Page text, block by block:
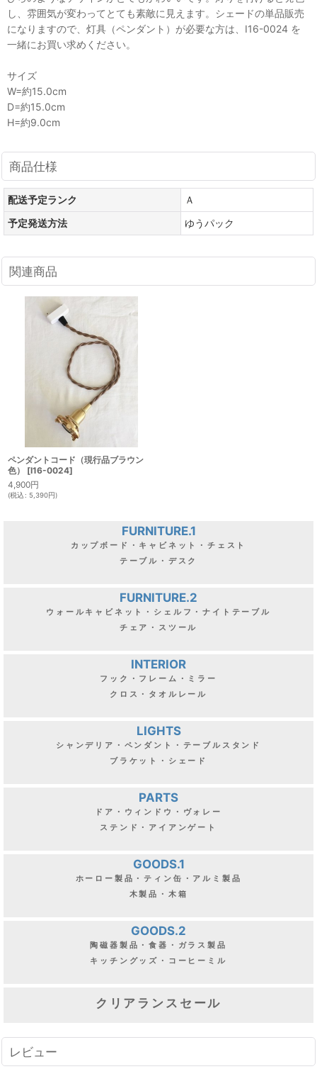
し、雰囲気が変わってとても素敵に見えます。シェードの単品販売
になりますので、灯具（ペンダント）が必要な方は、I16-0024 を
一緒にお買い求めください。
サイズ
W=約15.0cm
D=約15.0cm
H=約9.0cm
商品仕様
配送予定ランク
Ａ
予定発送方法
ゆうパック
関連商品
ペンダントコード（現行品ブラウン
色）
[I16-0024]
4,900円
(税込: 5,390円)
FURNITURE.1
カップボード・キャビネット・チェスト
テーブル・デスク
FURNITURE.2
ウォールキャビネット・シェルフ・ナイトテーブル
チェア・スツール
INTERIOR
フック・フレーム・ミラー
クロス・タオルレール
LIGHTS
シャンデリア・ペンダント・テーブルスタンド
ブラケット・シェード
PARTS
ドア・ウィンドウ・ヴォレー
ステンド・アイアンゲート
GOODS.1
ホーロー製品・ティン缶・アルミ製品
木製品・木箱
GOODS.2
陶磁器製品・食器・ガラス製品
キッチングッズ・コーヒーミル
クリアランスセール
レビュー